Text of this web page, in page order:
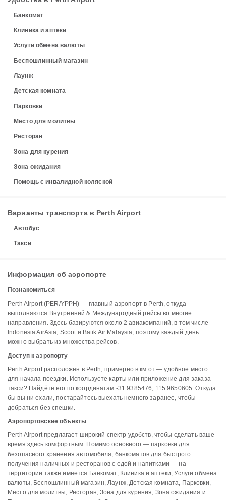
Банкомат
Клиника и аптеки
Услуги обмена валюты
Беспошлинный магазин
Лаунж
Детская комната
Парковки
Место для молитвы
Ресторан
Зона для курения
Зона ожидания
Помощь с инвалидной коляской
Варианты транспорта в Perth Airport
Автобус
Такси
Информация об аэропорте
Познакомиться
Perth Airport (PER/YPPH) — главный аэропорт в Perth, откуда
выполняются Внутренний & Международный рейсы во многие
направления. Здесь базируются около 2 авиакомпаний, в том числе
Indonesia AirAsia, Scoot и Batik Air Malaysia, поэтому каждый день
можно выбрать из множества рейсов.
Доступ к аэропорту
Perth Airport расположен в Perth, примерно в км от — удобное место
для начала поездки. Используете карты или приложение для заказа
такси? Найдёте его по координатам -31.9385476, 115.9650605. Откуда
бы вы ни ехали, постарайтесь выехать немного заранее, чтобы
добраться без спешки.
Аэропортовские объекты
Perth Airport предлагает широкий спектр удобств, чтобы сделать ваше
время здесь комфортным. Помимо основного — парковки для
безопасного хранения автомобиля, банкоматов для быстрого
получения наличных и ресторанов с едой и напитками — на
территории также имеется Банкомат, Клиника и аптеки, Услуги обмена
валюты, Беспошлинный магазин, Лаунж, Детская комната, Парковки,
Место для молитвы, Ресторан, Зона для курения, Зона ожидания и